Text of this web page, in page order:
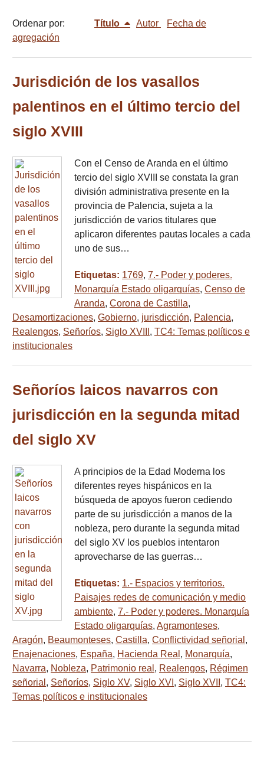
Ordenar por: Título Autor
Fecha de
agregación
Jurisdición de los vasallos
palentinos en el último tercio del
siglo XVIII
Con el Censo de Aranda en el último
tercio del siglo XVIII se constata la gran
división administrativa presente en la
provincia de Palencia, sujeta a la
jurisdicción de varios titulares que
aplicaron diferentes pautas locales a cada
uno de sus…
Etiquetas: 1769, 7.- Poder y poderes.
Monarquía Estado oligarquías, Censo de
Aranda, Corona de Castilla,
Desamortizaciones, Gobierno, jurisdicción, Palencia,
Realengos, Señoríos, Siglo XVIII , TC4: Temas políticos e
institucionales
Señoríos laicos navarros con
jurisdicción en la segunda mitad
del siglo XV
A principios de la Edad Moderna los
diferentes reyes hispánicos en la
búsqueda de apoyos fueron cediendo
parte de su jurisdicción a manos de la
nobleza, pero durante la segunda mitad
del siglo XV los pueblos intentaron
aprovecharse de las guerras…
Etiquetas: 1.- Espacios y territorios.
Paisajes redes de comunicación y medio
ambiente, 7.- Poder y poderes. Monarquía
Estado oligarquías, Agramonteses,
Aragón, Beaumonteses, Castilla, Conflictividad señorial ,
Enajenaciones, España, Hacienda Real , Monarquía,
Navarra, Nobleza, Patrimonio real , Realengos, Régimen
señorial , Señoríos, Siglo XV, Siglo XVI , Siglo XVII , TC4:
Temas políticos e institucionales